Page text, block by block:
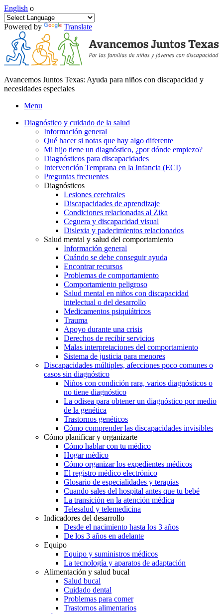
English o
Powered by Translate
Avancemos Juntos Texas: Ayuda para niños con discapacidad y
necesidades especiales
Menu
Diagnóstico y cuidado de la salud
Información general
Qué hacer si notas que hay algo diferente
Mi hijo tiene un diagnóstico, ¿por dónde empiezo?
Diagnósticos para discapacidades
Intervención Temprana en la Infancia (ECI)
Preguntas frecuentes
Diagnósticos
Lesiones cerebrales
Discapacidades de aprendizaje
Condiciones relacionadas al Zika
Ceguera y discapacidad visual
Dislexia y padecimientos relacionados
Salud mental y salud del comportamiento
Información general
Cuándo se debe conseguir ayuda
Encontrar recursos
Problemas de comportamiento
Comportamiento peligroso
Salud mental en niños con discapacidad
intelectual o del desarrollo
Medicamentos psiquiátricos
Trauma
Apoyo durante una crisis
Derechos de recibir servicios
Malas interpretaciones del comportamiento
Sistema de justicia para menores
Discapacidades múltiples, afecciones poco comunes o
casos sin diagnóstico
Niños con condición rara, varios diagnósticos o
no tiene diagnóstico
La odisea para obtener un diagnóstico por medio
de la genética
Trastornos genéticos
Cómo comprender las discapacidades invisibles
Cómo planificar y organizarte
Cómo hablar con tu médico
Hogar médico
Cómo organizar los expedientes médicos
El registro médico electrónico
Glosario de especialidades y terapias
Cuando sales del hospital antes que tu bebé
La transición en la atención médica
Telesalud y telemedicina
Indicadores del desarrollo
Desde el nacimiento hasta los 3 años
De los 3 años en adelante
Equipo
Equipo y suministros médicos
La tecnología y aparatos de adaptación
Alimentación y salud bucal
Salud bucal
Cuidado dental
Problemas para comer
Trastornos alimentarios